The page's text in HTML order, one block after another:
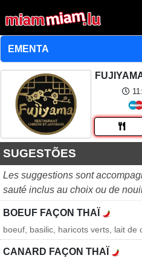
SUGESTÕES
Les suggestions sont
sauté inclus au choix ou de
BOEUF FAÇON THAÏ
boeuf, basilic, haricots verts, lait de
CANARD FAÇON THAÏ